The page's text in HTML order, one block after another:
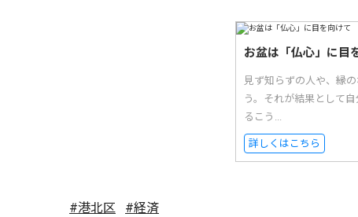
お盆は「仏心」に
見ず知らずの人や、縁
う。それが結果として
るこう...
詳しくはこちら
#港北区 #経済